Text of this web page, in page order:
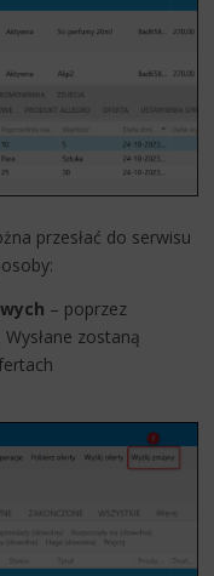
przesłać do serwisu
– poprzez
. Wysłane zostaną